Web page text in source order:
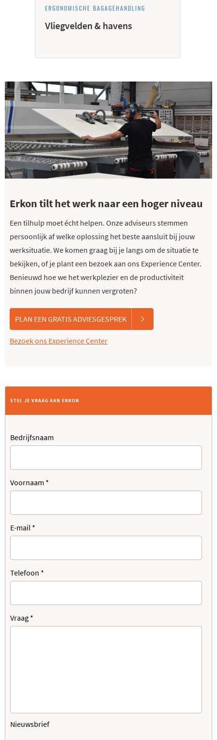
ERGONOMISCHE BAGAGEHANDLING
Vliegvelden & havens
Erkon tilt het werk naar een hoger niveau
Een tilhulp moet écht helpen. Onze adviseurs stemmen
persoonlijk af welke oplossing het beste aansluit bij jouw
werksituatie. We komen graag bij je langs om de situatie te
bekijken, of je plant een bezoek aan ons Experience Center.
Benieuwd hoe we het werkplezier en de productiviteit
binnen jouw bedrijf kunnen vergroten?
PLAN EEN GRATIS ADVIESGESPREK
Bezoek ons Experience Center
STEL JE VRAAG AAN ERKON
Bedrijfsnaam
Voornaam *
E-mail *
Telefoon *
Vraag *
Nieuwsbrief